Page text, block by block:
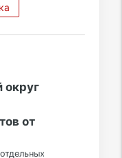
округ
от